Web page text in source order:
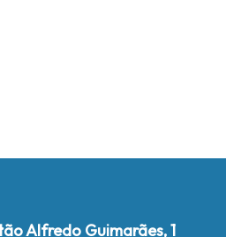
Alfredo Guimarães, 1